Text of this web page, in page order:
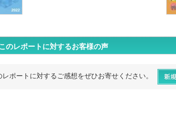
のレポートに対するお客様の声
レポートに対するご感想をぜひお寄せください。